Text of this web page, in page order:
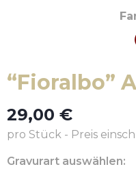
“Fioralbo”
29,00 €
pro Stück - Preis
Gravurart auswählen: